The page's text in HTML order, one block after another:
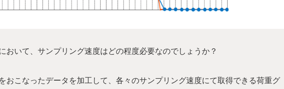
おいて、サンプリング速度はどの程度必要なのでしょうか？
おこなったデータを加工して、各々のサンプリング速度にて取得できる荷重グ